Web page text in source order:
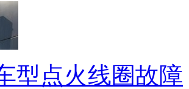
型点火线圈故障